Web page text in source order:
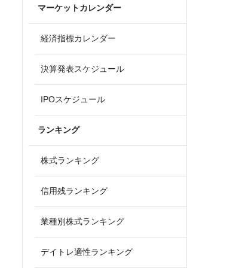
マーケットカレンダー
経済指標カレンダー
決算発表スケジュール
IPOスケジュール
ランキング
株式ランキング
信用残ランキング
業種別株式ランキング
デイトレ適性ランキング